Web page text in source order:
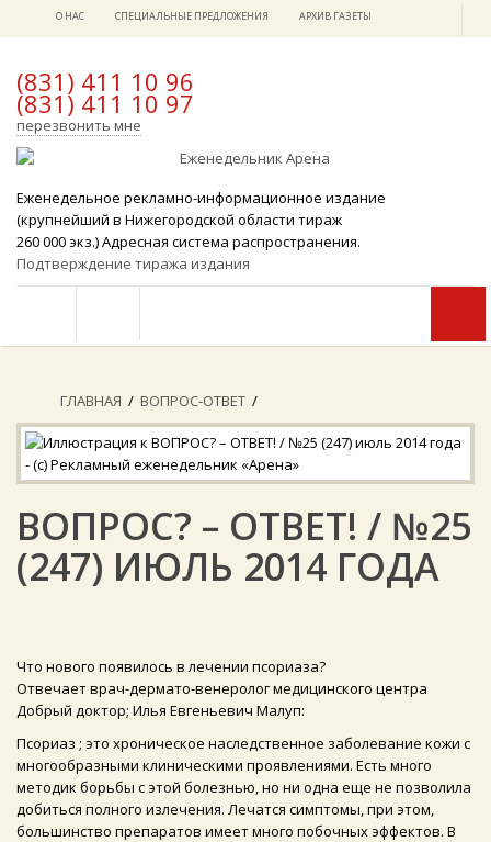
О НАС СПЕЦИАЛЬНЫЕ ПРЕДЛОЖЕНИЯ АРХИВ ГАЗЕТЫ
x
(831) 411 10 96
(831) 411 10 97
перезвонить мне
Еженедельное рекламно-информационное издание
(крупнейший в Нижегородской области тираж
260 000 экз.) Адресная система распространения.
Подтверждение тиража издания
ГЛАВНАЯ / ВОПРОС-ОТВЕТ /
ВОПРОС? – ОТВЕТ! / №25
(247) ИЮЛЬ 2014 ГОДА
Что нового появилось в лечении псориаза?
Отвечает врач-дермато-венеролог медицинского центра
Добрый доктор; Илья Евгеньевич Малуп:
Псориаз ; это хроническое наследственное заболевание кожи с
многообразными клиническими проявлениями. Есть много
методик борьбы с этой болезнью, но ни одна еще не позволила
добиться полного излечения. Лечатся симптомы, при этом,
большинство препаратов имеет много побочных эффектов. В